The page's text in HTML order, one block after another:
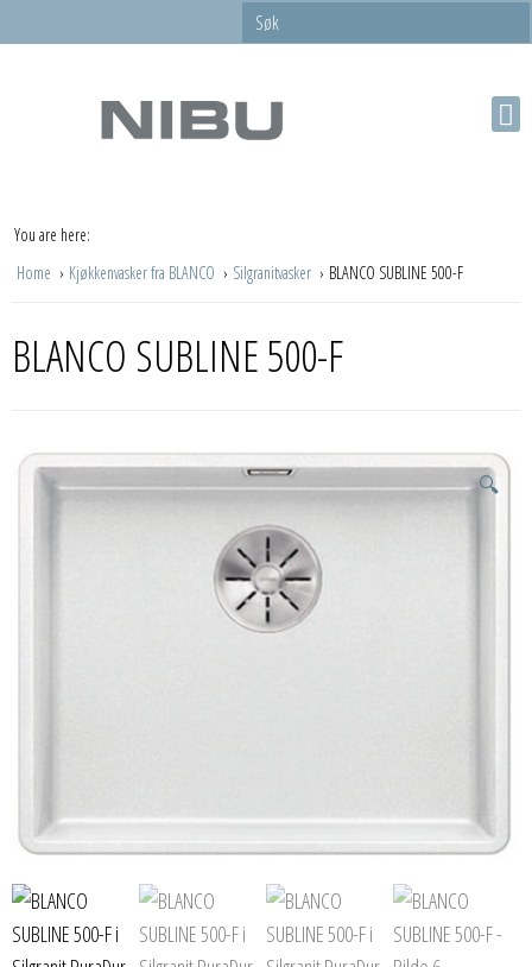
You are here:
Home
Kjøkkenvasker fra BLANCO Silgranitvasker BLANCO SUBLINE 500-F
BLANCO SUBLINE 500-F
🔍